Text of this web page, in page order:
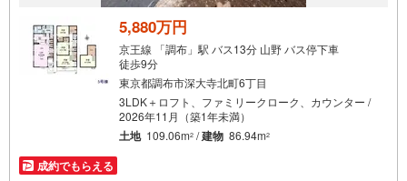
ペ
5,880万円
京王線 「調布」駅 バス13分 山野 バス停下車
徒歩9分
東京都調布市深大寺北町6丁目
3LDK＋ロフト、ファミリークローク、カウンター /
2026年11月（築1年未満）
土地 109.06m2 /建物 86.94m2
成約でもらえる